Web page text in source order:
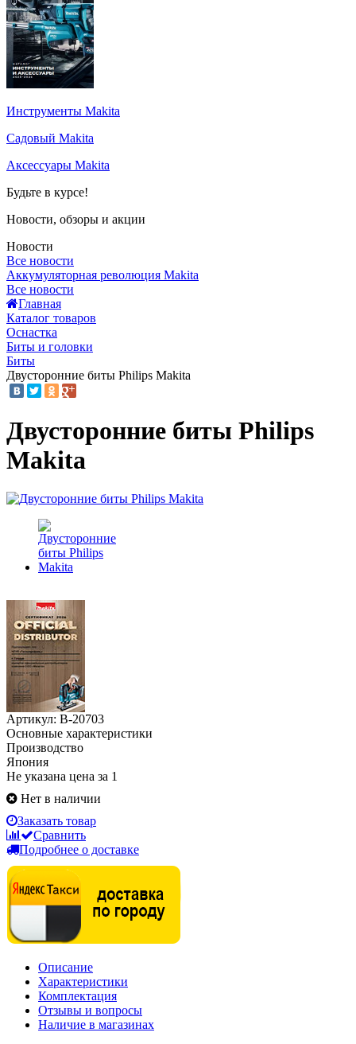
Инструменты Makita
Садовый Makita
Аксессуары Makita
Будьте в курсе!
Новости, обзоры и акции
Новости
Все новости
Аккумуляторная революция Makita
Все новости
Главная
Каталог товаров
Оснастка
Биты и головки
Биты
Двусторонние биты Philips Makita
Двусторонние биты Philips
Makita
Артикул: B-20703
Основные характеристики
Производство
Япония
Не указана цена за 1
Нет в наличии
Заказать товар
Сравнить
Подробнее о доставке
Описание
Характеристики
Комплектация
Отзывы и вопросы
Наличие в магазинах